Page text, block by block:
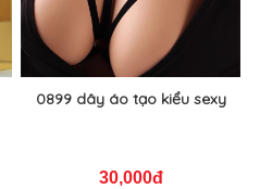
0899 dây áo tạo kiểu sexy
30,000đ